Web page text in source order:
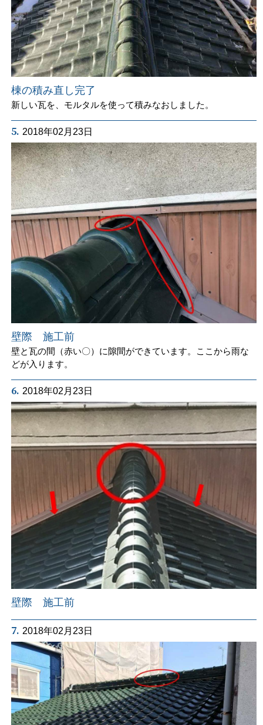
棟の積み直し完了
新しい瓦を、モルタルを使って積みなおしました。
5. 2018年02月23日
壁際 施工前
壁と瓦の間（赤い〇）に隙間ができています。ここから雨な
どが入ります。
6. 2018年02月23日
壁際 施工前
7. 2018年02月23日